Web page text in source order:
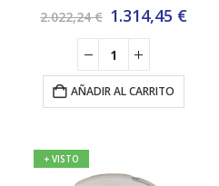
1.018,44 €.
2.022,24€ El
precio
original
era:
2.022,24 €.
1.314,45 €El
AÑADIR AL CARRITO
+ VISTO